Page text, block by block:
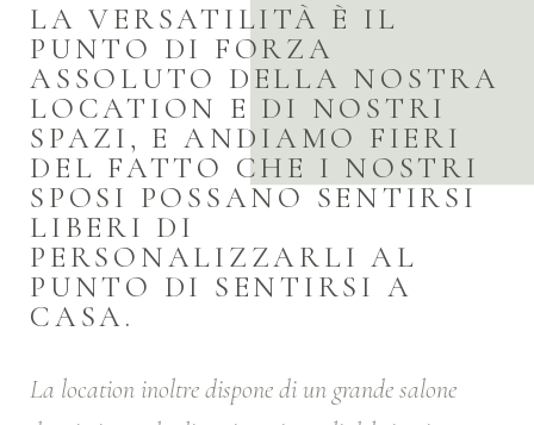
LA VERSATILITÀ È IL
PUNTO DI FORZA
ASSOLUTO DELLA NOSTRA
LOCATION E DI NOSTRI
SPAZI, E ANDIAMO FIERI
DEL FATTO CHE I NOSTRI
SPOSI POSSANO SENTIRSI
LIBERI DI
PERSONALIZZARLI AL
PUNTO DI SENTIRSI A
CASA.
La location inoltre dispone di un grande salone